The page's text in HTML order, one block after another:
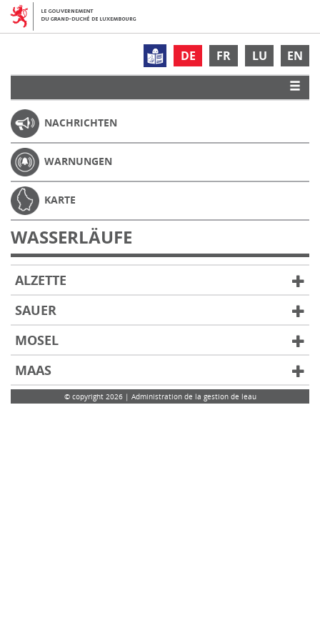
DE FR LU EN
NACHRICHTEN
WARNUNGEN
KARTE
WASSERLÄUFE
ALZETTE
SAUER
MOSEL
MAAS
© copyright 2026 | Administration de la gestion de leau